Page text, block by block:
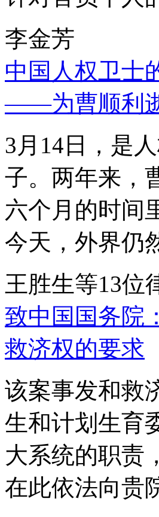
李金芳
中国人权卫士
——为曹顺利
3月14日，是
子。两年来，
六个月的时间
今天，外界仍
王胜生等13位
致中国国务院
救济权的要求
该案事发和救
生和计划生育
大系统的职责
在此依法向贵